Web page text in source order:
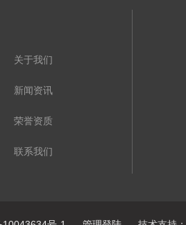
关于我们
新闻资讯
荣誉资质
联系我们